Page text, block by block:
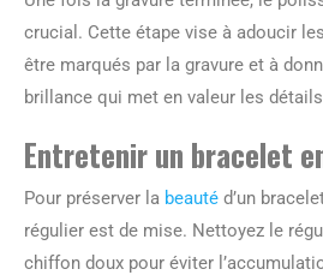
crucial. Cette étape vise à adoucir
être marqués par la gravure et à
brillance qui met en valeur les
Entretenir un bracelet
Pour préserver la beauté d’un
régulier est de mise. Nettoyez le
chiffon doux pour éviter